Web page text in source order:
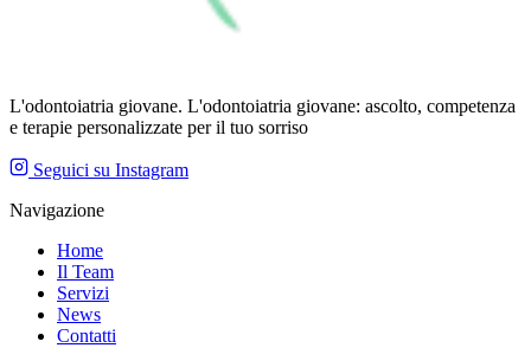
L'odontoiatria giovane. L'odontoiatria giovane: ascolto, competenza
e terapie personalizzate per il tuo sorriso
Seguici su Instagram
Navigazione
Home
Il Team
Servizi
News
Contatti